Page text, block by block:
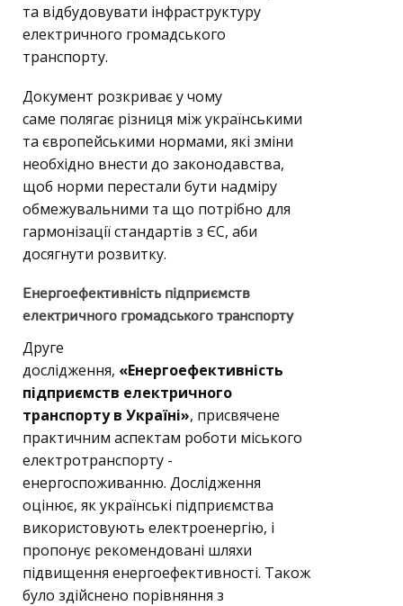
та відбудовувати інфраструктуру
електричного громадського
транспорту.
Документ розкриває у чому
саме полягає різниця між українськими
та європейськими нормами, які зміни
необхідно внести до законодавства,
щоб норми перестали бути надміру
обмежувальними та що потрібно для
гармонізації стандартів з ЄС, аби
досягнути розвитку.
Енергоефективність підприємств
електричного громадського транспорту
Друге
дослідження, «Енергоефективність
підприємств електричного
транспорту в Україні», присвячене
практичним аспектам роботи міського
електротранспорту -
енергоспоживанню. Дослідження
оцінює, як українські підприємства
використовують електроенергію, і
пропонує рекомендовані шляхи
підвищення енергоефективності. Також
було здійснено порівняння з